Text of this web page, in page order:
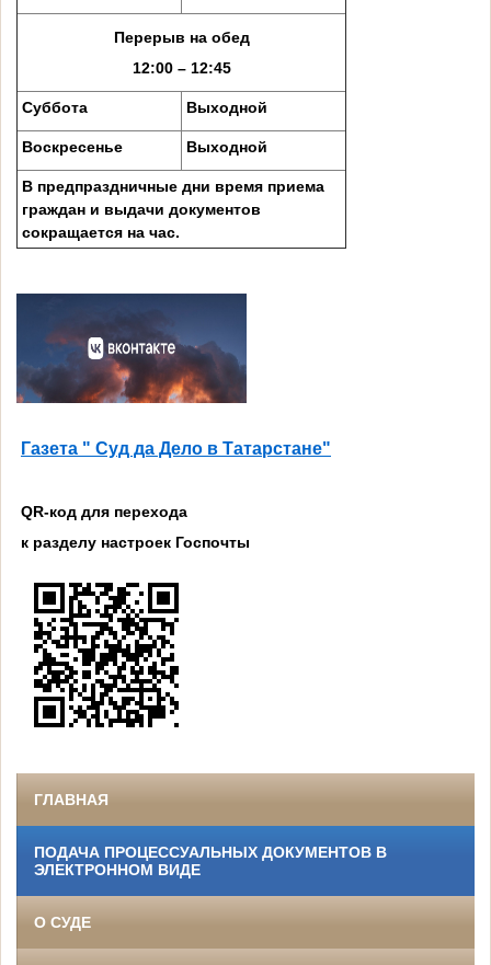
Перерыв на обед
12:00 – 12:45
Суббота Выходной
Воскресенье Выходной
В предпраздничные дни время приема
граждан и выдачи документов
сокращается на час.
Газета " Суд да Дело в Татарстане"
QR-код для перехода
к разделу настроек Госпочты
ГЛАВНАЯ
ПОДАЧА ПРОЦЕССУАЛЬНЫХ ДОКУМЕНТОВ В
ЭЛЕКТРОННОМ ВИДЕ
О СУДЕ